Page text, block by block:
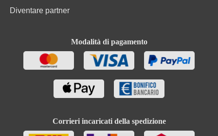
Diventare partner
Modalità di pagamento
Corrieri incaricati della spedizione